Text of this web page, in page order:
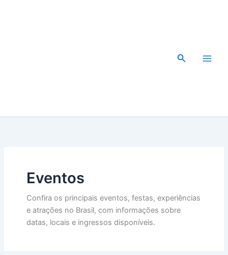
Pesquisar
Eventos
Confira os principais eventos, festas, experiências
e atrações no Brasil, com informações sobre
datas, locais e ingressos disponíveis.